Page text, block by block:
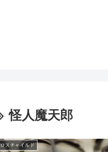
怪人魔天郎
ロスチャイルド